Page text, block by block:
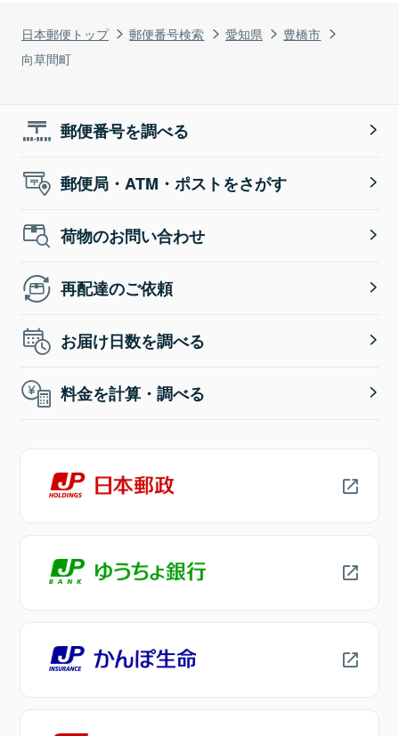
日本郵便トップ 郵便番号検索 愛知県
豊橋市
向草間町
郵便番号を調べる
郵便局・ATM・ポストをさがす
荷物のお問い合わせ
再配達のご依頼
お届け日数を調べる
料金を計算・調べる